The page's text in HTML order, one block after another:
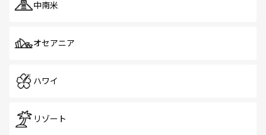
中南米
オセアニア
ハワイ
リゾート